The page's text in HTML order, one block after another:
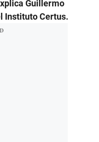
Guillermo
Instituto Certus.